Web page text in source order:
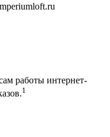
работы интернет-
1